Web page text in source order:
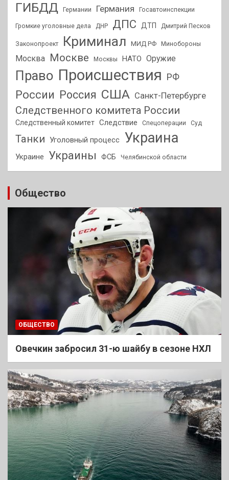
ГИБДД Германии Германия Госавтоинспекции
Громкие уголовные дела ДНР ДПС ДТП Дмитрий Песков
Законопроект Криминал МИД РФ Минобороны
Москва Москве Москвы НАТО Оружие
Право Происшествия РФ
России Россия США Санкт-Петербурге
Следственного комитета России
Следственный комитет Следствие Спецоперации Суд
Танки Уголовный процесс Украина
Украине Украины ФСБ Челябинской области
Общество
ОБЩЕСТВО
Овечкин забросил 31-ю шайбу в сезоне НХЛ